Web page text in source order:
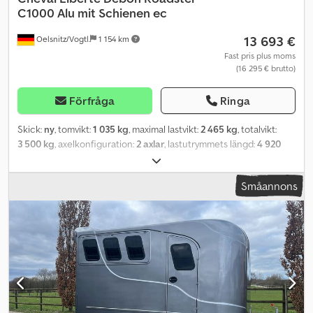
Oelsnitz/Vogtl. 1 154 km
C1000 Alu mit Schienen ec
13 693 €
Fast pris plus moms
(16 295 € brutto)
Förfråga Ringa
Skick: ny, tomvikt:1 035 kg, maximal lastvikt:2 465 kg, totalvikt:
3 500 kg, axelkonfiguration:2 axlar, lastutrymmets längd:4 920
2 060 mm
mm, total längd:6 260 mm, total bredd:2 340 mm, total höjd:
155/70R12C ,
maxhastighet:100 km/h, släpvagnsbroms:bromsat släp , Cheval
Liberte Debon Roadster C1000 Alu Poly-hybrid släpvagn för
fordonstransport Erbjudande – lagerfordon, polyfärg svart,
INKLUSIVE: - Förhöjda stödbalkar - VDI-set med 4 hjulstopp och 2
hjulband - Startkilar i aluminium - WIFI-backkamera Tekniska data:
Maximalt tillåten totalvikt 3500 kg – tandemaxel Egenvikt ca 1035
kg Lastkapacitet ca 2465 kg Invändiga mått L x B x H 492 x 206 x
200 cm Passagebredd bak 200 cm Passagehöjd bak 190 cm
Småannons